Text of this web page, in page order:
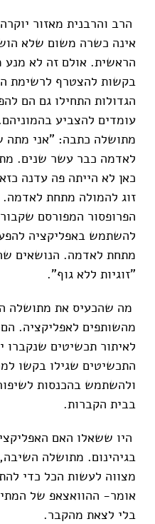
הרב והרבנית מאזור
אינה כשרה משום שלא
הראשית. אולם זה לא מנע
בקשות להצטרף לרשימת
הגדולות התחילו גם הם
עומדים להצביע
מתושלה כתבה: "אני מתה
לאדמה כבר עשר שנים.
כאן לא הייתה פה עדנה
זוג להמולה מתחת
הפרופסור המפורסם
להשתמש באפליקציה
מתחת לאדמה. הנושאים
"זוגיות ללא גוף".
מה שהכעיס את מתושלה
מהשותפים לאפליקציה.
לאיתור תכשיטים
התכשיטים שגילו בקשו
ולהשתמש בהכנסות
בבית הקברות.
היו ששאלו האם
בגיהינום. מתושלה
מצווה לעשות הכל כדי
אומר- ההוואצאפ של
בלי לצאת מהקבר.